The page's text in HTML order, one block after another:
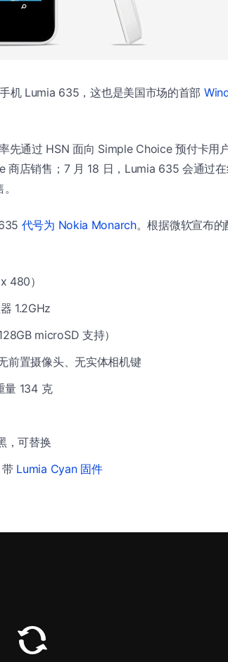
机 Lumia 635，这也是美国市场的首部
先通过 HSN 面向 Simple Choice 预付卡用
商店销售；7 月 18 日，Lumia 635 会通过
代号为 Nokia Monarch。根据微软宣布
480）
1.2GHz
microSD 支持）
前置摄像头、无实体相机键
量 134 克
，可替换
Lumia Cyan 固件